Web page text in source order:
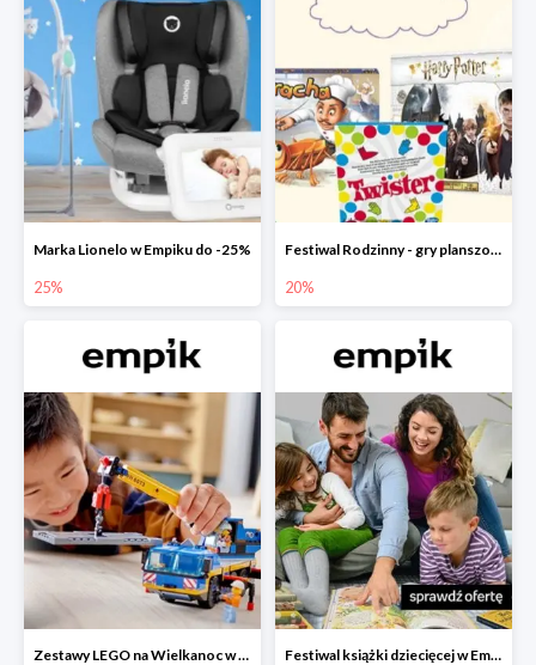
Marka Lionelo w Empiku do -25%
25%
Festiwal Rodzinny - gry planszowe w Empiku do -20%
20%
Zestawy LEGO na Wielkanoc w Empiku do -30% Festiwal książki dziecięcej w Empiku do -40%